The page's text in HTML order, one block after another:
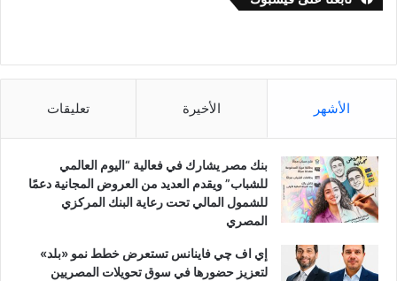
الأشهر الأخيرة تعليقات
بنك مصر يشارك في فعالية “اليوم العالمي
للشباب” ويقدم العديد من العروض المجانية دعمًا
للشمول المالي تحت رعاية البنك المركزي
المصري
إي اف چي فاينانس تستعرض خطط نمو «بلد»
لتعزيز حضورها في سوق تحويلات المصريين